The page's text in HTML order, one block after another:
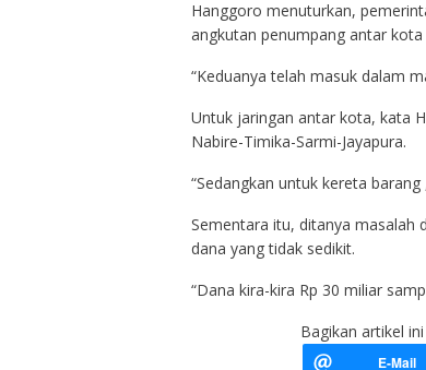
Hanggoro menuturkan,
angkutan penumpang antar
“Keduanya telah masuk dalam
Untuk jaringan antar kota, kata
Nabire-Timika-Sarmi-Jayapura.
“Sedangkan untuk kereta
Sementara itu, ditanya masalah
dana yang tidak sedikit.
“Dana kira-kira Rp 30 miliar
Bagikan artikel ini